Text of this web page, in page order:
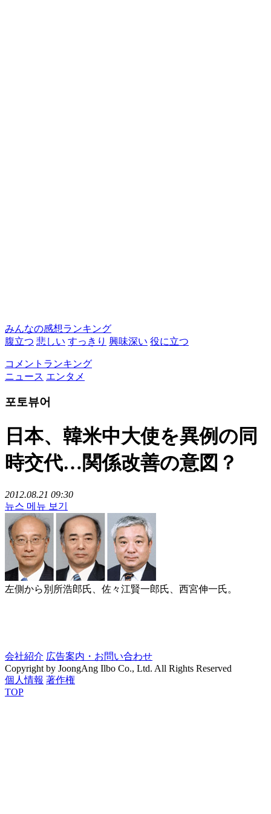
みんなの感想ランキング
腹立つ 悲しい すっきり 興味深い 役に立つ
コメントランキング
ニュース エンタメ
포토뷰어
日本、韓米中大使を異例の同
時交代…関係改善の意図？
2012.08.21 09:30
뉴스 메뉴 보기
左側から別所浩郎氏、佐々江賢一郎氏、西宮伸一氏。
会社紹介 広告案内・お問い合わせ
Copyright by JoongAng Ilbo Co., Ltd. All Rights Reserved
個人情報 著作権
TOP